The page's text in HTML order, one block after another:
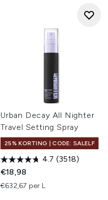
Urban Decay All Nighter
Travel Setting Spray
25% KORTING | CODE: SALELF
4.7 (3518)
€18,98
€632,67 per L